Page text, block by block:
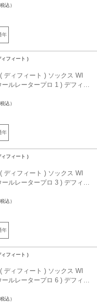
税込）
年
フィート )
ディフィート ) ソックス WI
ルレータープロ 1 ) デフィー
税込）
年
フィート )
ディフィート ) ソックス WI
ールレータープロ 3 ) デフィー
税込）
年
フィート )
ディフィート ) ソックス WI
ールレータープロ 6 ) デフィー
税込）